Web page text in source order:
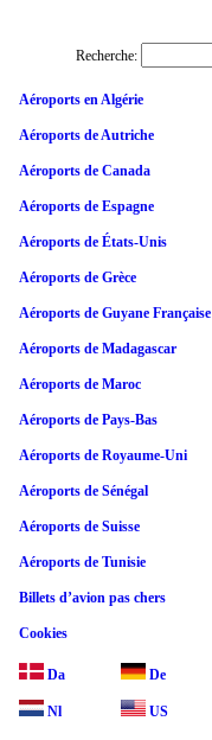
Recherche:
Aéroports en Algérie
Aéroports de Autriche
Aéroports de Canada
Aéroports de Espagne
Aéroports de États-Unis
Aéroports de Grèce
Aéroports de Guyane Française
Aéroports de Madagascar
Aéroports de Maroc
Aéroports de Pays-Bas
Aéroports de Royaume-Uni
Aéroports de Sénégal
Aéroports de Suisse
Aéroports de Tunisie
Billets d’avion pas chers
Cookies
Da De
Nl US